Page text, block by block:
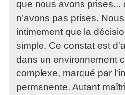
que nous avons prises...
n’avons pas prises.
intimement que la
simple. Ce constat est
dans un environnement
complexe, marqué par
permanente. Autant